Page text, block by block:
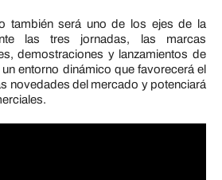
también será uno de los ejes de la
las tres jornadas, las marcas
demostraciones y lanzamientos de
entorno dinámico que favorecerá el
novedades del mercado y potenciará